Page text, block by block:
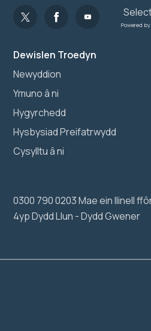
Dewislen Troedyn
Newyddion
Ymuno â ni
Hygyrchedd
Hysbysiad Preifatrwydd
Cysylltu â ni
0300 790 0203 Mae ein llinell
4yp Dydd Llun - Dydd Gwener
Powered by